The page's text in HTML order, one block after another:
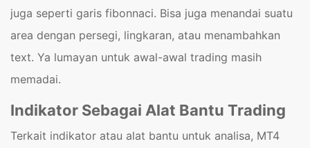
juga seperti garis fibonnaci. Bisa juga menandai suatu
area dengan persegi, lingkaran, atau menambahkan
text. Ya lumayan untuk awal-awal trading masih
memadai.
Indikator Sebagai Alat Bantu Trading
Terkait indikator atau alat bantu untuk analisa, MT4